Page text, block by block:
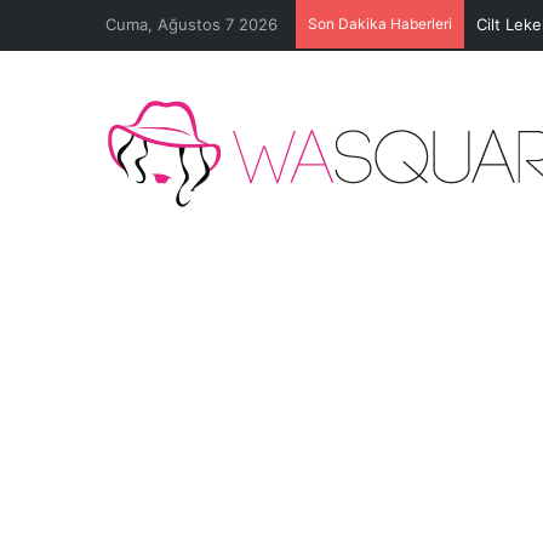
Cuma, Ağustos 7 2026 Son Dakika Haberleri Cilt